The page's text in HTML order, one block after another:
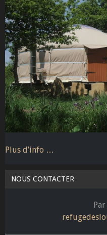
Plus d’info …
NOUS CONTACTER